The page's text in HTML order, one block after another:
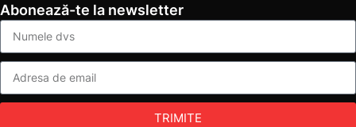
Abonează-te la newsletter
TRIMITE